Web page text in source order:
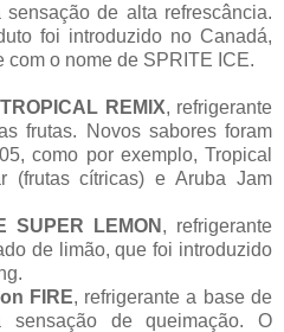
de alta refrescância.
foi introduzido no Canadá,
o nome de SPRITE ICE.
REMIX, refrigerante
frutas. Novos sabores foram
como por exemplo, Tropical
(frutas cítricas) e Aruba Jam
SUPER LEMON , refrigerante
de limão, que foi introduzido
FIRE, refrigerante a base de
sensação de queimação. O